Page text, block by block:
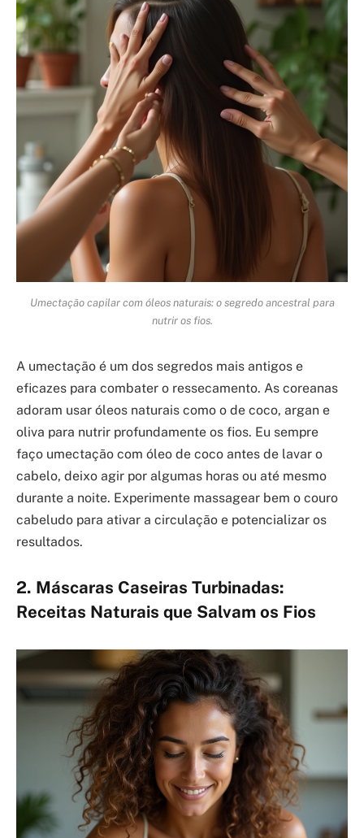
Umectação capilar com óleos naturais: o segredo ancestral para
nutrir os fios.
A umectação é um dos segredos mais antigos e
eficazes para combater o ressecamento. As coreanas
adoram usar óleos naturais como o de coco, argan e
oliva para nutrir profundamente os fios. Eu sempre
faço umectação com óleo de coco antes de lavar o
cabelo, deixo agir por algumas horas ou até mesmo
durante a noite. Experimente massagear bem o couro
cabeludo para ativar a circulação e potencializar os
resultados.
2. Máscaras Caseiras Turbinadas:
Receitas Naturais que Salvam os Fios